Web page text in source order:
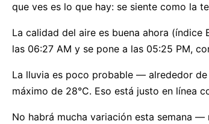
que ves es lo que hay: se siente como la
La calidad del aire es buena ahora (índice
las 06:27 AM y se pone a las 05:25 PM,
La lluvia es poco probable — alrededor
máximo de 28°C. Eso está justo en línea
No habrá mucha variación esta semana —